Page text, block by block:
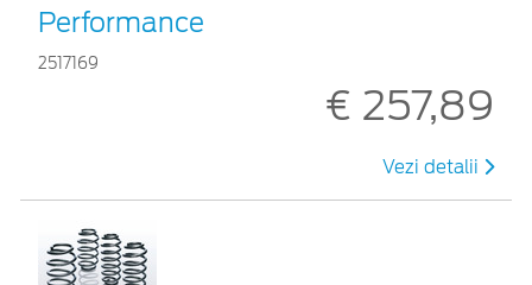
Performance
2517169
€ 257,89
Vezi detalii